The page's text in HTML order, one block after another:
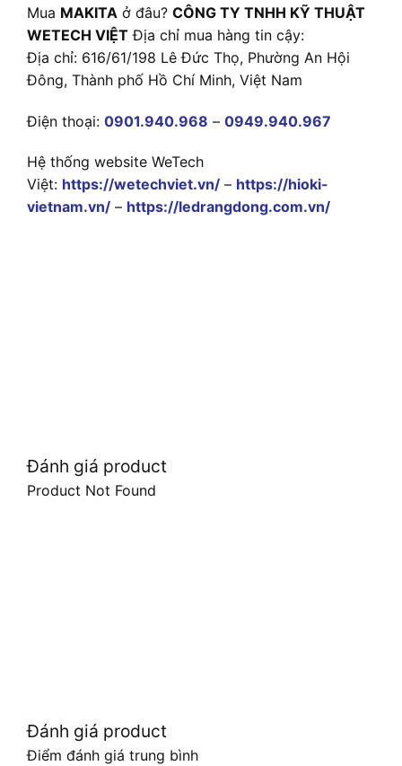
Mua MAKITA ở đâu? CÔNG TY TNHH KỸ THUẬT
WETECH VIỆT Địa chỉ mua hàng tin cậy:
Địa chỉ: 616/61/198 Lê Đức Thọ, Phường An Hội
Đông, Thành phố Hồ Chí Minh, Việt Nam
Điện thoại: 0901.940.968 – 0949.940.967
Hệ thống website WeTech
Việt: https://wetechviet.vn/ – https://hioki-
vietnam.vn/ – https://ledrangdong.com.vn/
Đánh giá product
Product Not Found
Đánh giá product
Điểm đánh giá trung bình